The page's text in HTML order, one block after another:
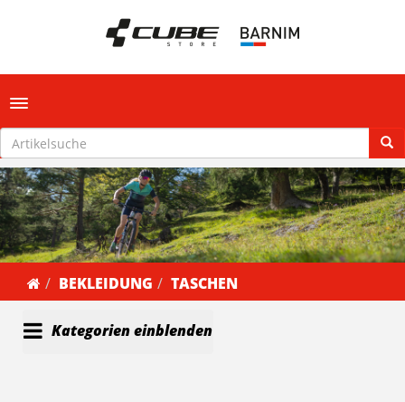
Toggle navigation
BEKLEIDUNG TASCHEN
Kategorien einblenden